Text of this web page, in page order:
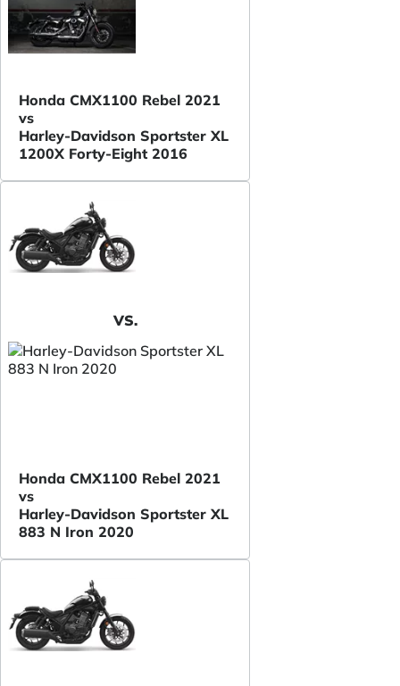
Honda CMX1100 Rebel 2021
vs
Harley-Davidson Sportster XL
1200X Forty-Eight 2016
VS.
Honda CMX1100 Rebel 2021
vs
Harley-Davidson Sportster XL
883 N Iron 2020